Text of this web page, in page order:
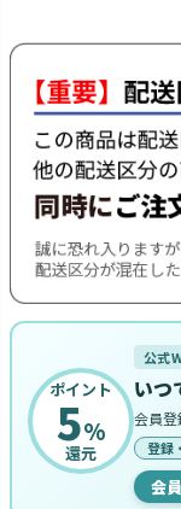
ポイント
5%
還元
公式
いつ
会員
登録
会